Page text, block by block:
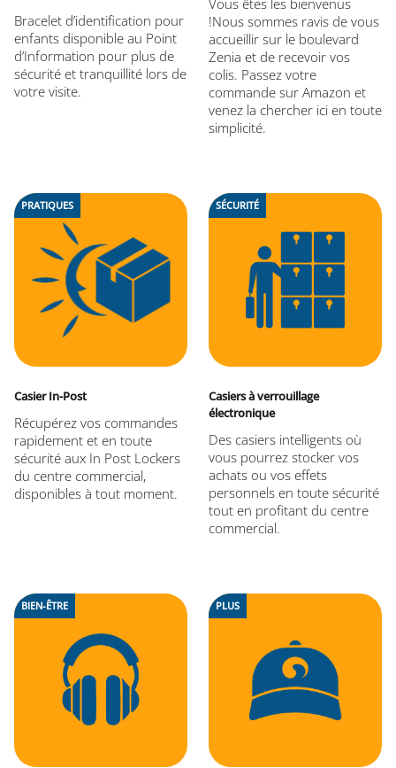
Bracelet d’identification pour
enfants disponible au Point
d’Information pour plus de
sécurité et tranquillité lors de
votre visite.
Vous êtes les bienvenus
!Nous sommes ravis de vous
accueillir sur le boulevard
Zenia et de recevoir vos
colis. Passez votre
commande sur Amazon et
venez la chercher ici en toute
simplicité.
PRATIQUES
Casier In-Post
Récupérez vos commandes
rapidement et en toute
sécurité aux In Post Lockers
du centre commercial,
disponibles à tout moment.
SÉCURITÉ
Casiers à verrouillage
électronique
Des casiers intelligents où
vous pourrez stocker vos
achats ou vos effets
personnels en toute sécurité
tout en profitant du centre
commercial.
BIEN-ÊTRE PLUS